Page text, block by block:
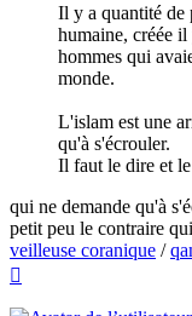
Il y a quantité de
humaine, créée
hommes qui
monde.
L'islam est une
qu'à s'écrouler.
Il faut le dire et
qui ne demande qu'à
petit peu le contraire
veilleuse coranique /